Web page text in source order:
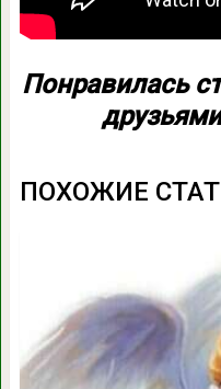
Понравилась
ПОХОЖИЕ